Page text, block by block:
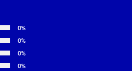
0%
0%
0%
0%